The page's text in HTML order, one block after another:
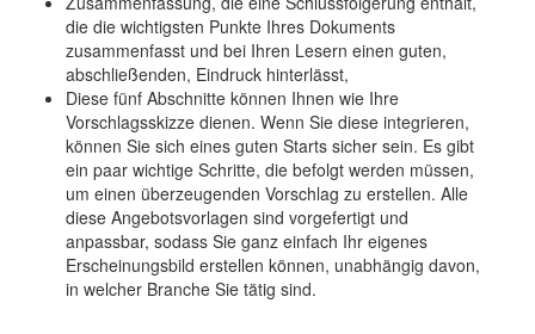
die die wichtigsten Punkte Ihres Dokuments
zusammenfasst und bei Ihren Lesern einen guten,
abschließenden, Eindruck hinterlässt,
Diese fünf Abschnitte können Ihnen wie Ihre
Vorschlagsskizze dienen. Wenn Sie diese integrieren,
können Sie sich eines guten Starts sicher sein. Es gibt
ein paar wichtige Schritte, die befolgt werden müssen,
um einen überzeugenden Vorschlag zu erstellen. Alle
diese Angebotsvorlagen sind vorgefertigt und
anpassbar, sodass Sie ganz einfach Ihr eigenes
Erscheinungsbild erstellen können, unabhängig davon,
in welcher Branche Sie tätig sind.